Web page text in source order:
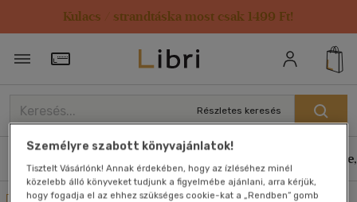
Kulacs / strandtáska most csak 1499 Ft!
Törzsvásárlói Kártya adatai
Részletes keresés
Személyre szabott könyvajánlatok!
Tisztelt Vásárlónk! Annak érdekében, hogy az ízléséhez minél
közelebb álló könyveket tudjunk a figyelmébe ajánlani, arra kérjük,
hogy fogadja el az ehhez szükséges cookie-kat a „Rendben” gomb